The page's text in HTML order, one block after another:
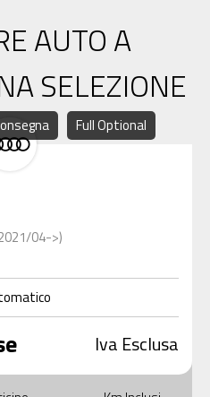
AUTO A
SELEZIONE
Full Optional
04->)
Iva Esclusa